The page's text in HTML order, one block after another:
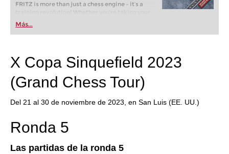
FRITZ is more than just a chess engine – it’s a
training revolution! Whether you’re taking your
first steps into the world of club chess, or already
playing at a tournament level: with FRITZ, you can
train more efficiently, intelligently and with a
Más...
X Copa Sinquefield 2023
(Grand Chess Tour)
Del 21 al 30 de noviembre de 2023, en San Luis (EE. UU.)
Ronda 5
Las partidas de la ronda 5